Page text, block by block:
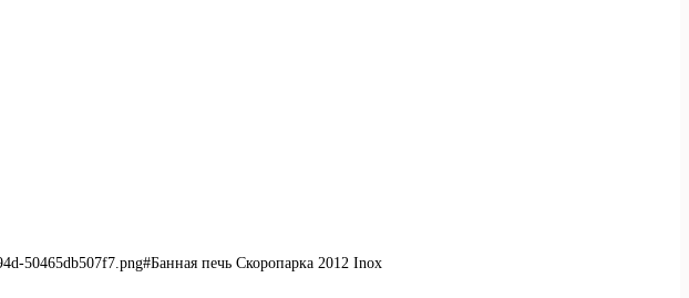
50465db507f7.png#Банная печь Скоропарка 2012 Inox